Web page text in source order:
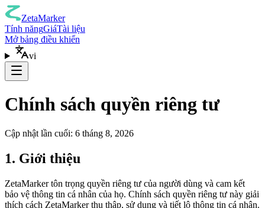
ZetaMarker
Tính năngGiáTài liệu
Mở bảng điều khiển
vi
Chính sách quyền riêng tư
Cập nhật lần cuối: 6 tháng 8, 2026
1. Giới thiệu
ZetaMarker tôn trọng quyền riêng tư của người dùng và cam kết
bảo vệ thông tin cá nhân của họ. Chính sách quyền riêng tư này giải
thích cách ZetaMarker thu thập, sử dụng và tiết lộ thông tin cá nhân.